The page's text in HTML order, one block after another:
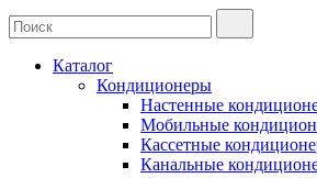
Каталог
Кондиционеры
Настенные
Мобильные
Кассетные
Канальные